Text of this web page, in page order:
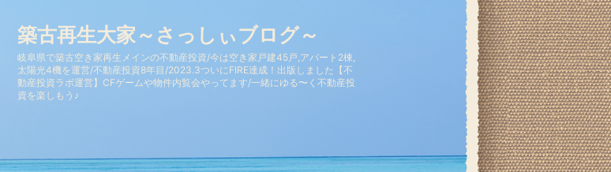
築古再生大家～さっしぃブログ～
岐阜県で築古空き家再生メインの不動産投資/今は空き家戸建45戸,アパート2棟,
太陽光4機を運営/不動産投資8年目/2023.3ついにFIRE達成！出版しました【不
動産投資ラボ運営】CFゲームや物件内覧会やってます/一緒にゆる〜く不動産投
資を楽しもう♪